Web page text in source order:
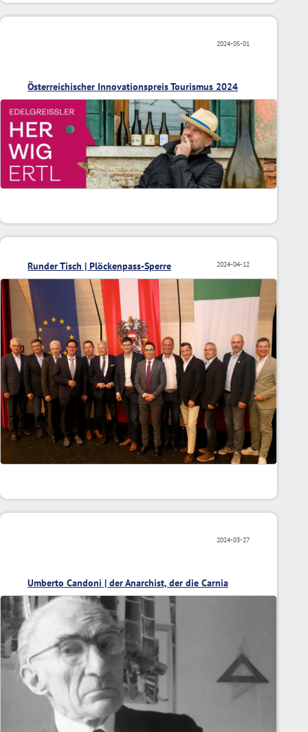
2024-05-01
Österreichischer Innovationspreis Tourismus 2024
2024-04-12
Runder Tisch | Plöckenpass-Sperre
2024-03-27
Umberto Candoni | der Anarchist, der die Carnia
fotografierte